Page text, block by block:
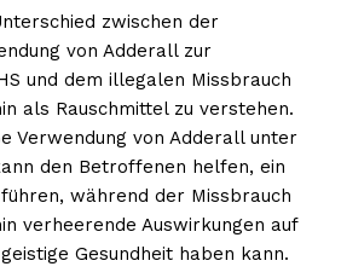
zwischen der
von Adderall zur
und dem illegalen Missbrauch
als Rauschmittel zu verstehen.
Verwendung von Adderall unter
den Betroffenen helfen, ein
während der Missbrauch
verheerende Auswirkungen auf
Gesundheit haben kann.